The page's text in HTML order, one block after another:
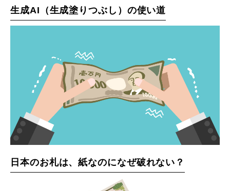
生成AI（生成塗りつぶし）の使い道
日本のお札は、紙なのになぜ破れない？